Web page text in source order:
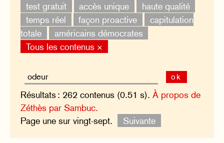
test gratuit
accès unique
haute qualité
temps réel
façon proactive
capitulation
totale
américains démocrates
Tous les contenus ×
ok
Résultats : 262 contenus (0.51 s).À propos de
Zéthès par Sambuc.
Page une sur vingt-sept.
Suivante